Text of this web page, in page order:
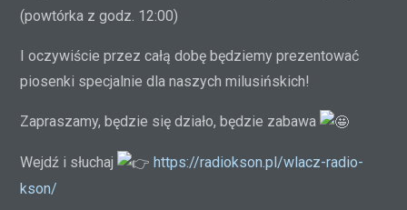
(powtórka z godz. 12:00)
I oczywiście przez całą dobę będziemy prezentować
piosenki specjalnie dla naszych milusińskich!
Zapraszamy, będzie się działo, będzie zabawa
Wejdź i słuchaj
https://radiokson.pl/wlacz-radio-
kson/